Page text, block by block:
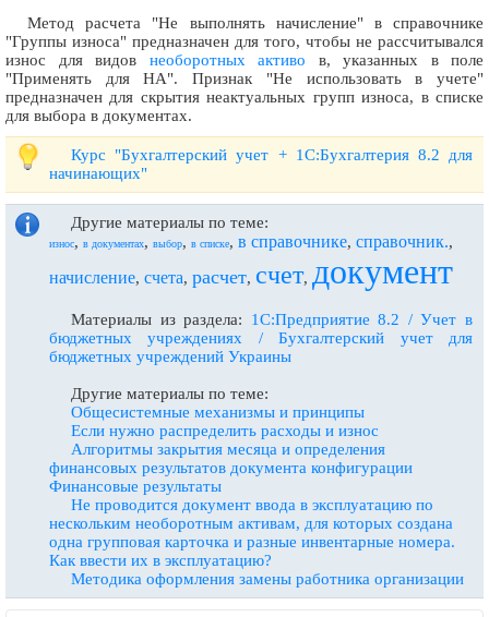
Метод расчета "Не выполнять начисление" в справочнике
"Группы износа" предназначен для того, чтобы не рассчитывался
износ для видов необоротных активо в, указанных в поле
"Применять для НА". Признак "Не использовать в учете"
предназначен для скрытия неактуальных групп износа, в списке
для выбора в документах.
Курс "Бухгалтерский учет + 1С:Бухгалтерия 8.2 для
начинающих"
Другие материалы по теме:
износ, в документах, выбор, в списке, в справочнике, справочник.,
начисление, счета, расчет, счет, документ
Материалы из раздела: 1С:Предприятие 8.2 / Учет в
бюджетных учреждениях / Бухгалтерский учет для
бюджетных учреждений Украины
Другие материалы по теме:
Общесистемные механизмы и принципы
Если нужно распределить расходы и износ
Алгоритмы закрытия месяца и определения
финансовых результатов документа конфигурации
Финансовые результаты
Не проводится документ ввода в эксплуатацию по
нескольким необоротным активам, для которых создана
одна групповая карточка и разные инвентарные номера.
Как ввести их в эксплуатацию?
Методика оформления замены работника организации